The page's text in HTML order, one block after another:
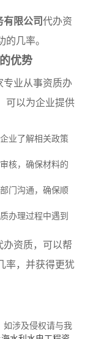
有限公司代办资
几率。
优势
专业从事资质办
可以为企业提供
业了解相关政策
核，确保材料的
门沟通，确保顺
办理过程中遇到
办资质，可以帮
率，并获得更犹
如涉及侵权请与我